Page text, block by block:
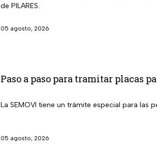
de PILARES.
05 agosto, 2026
Paso a paso para tramitar placas
La SEMOVI tiene un trámite especial para
05 agosto, 2026